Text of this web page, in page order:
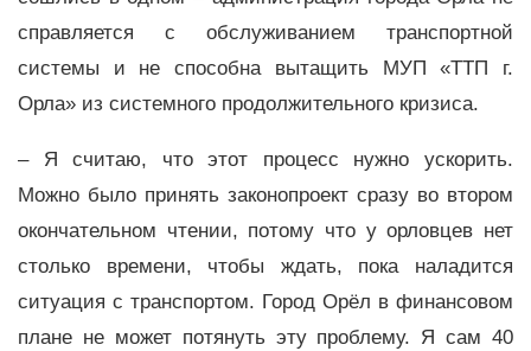
справляется с обслуживанием транспортной
системы и не способна вытащить МУП «ТТП г.
Орла» из системного продолжительного кризиса.
– Я считаю, что этот процесс нужно ускорить.
Можно было принять законопроект сразу во втором
окончательном чтении, потому что у орловцев нет
столько времени, чтобы ждать, пока наладится
ситуация с транспортом. Город Орёл в финансовом
плане не может потянуть эту проблему. Я сам 40